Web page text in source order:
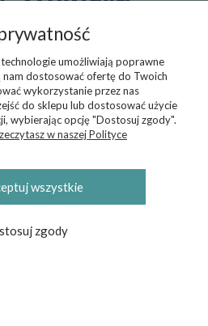
nas:
do poczytania:
pomysły na prezent
noworodka?
umożliwiają poprawne
nam dostosować ofertę do Twoich
wykorzystanie przez nas
do sklepu lub dostosować użycie
wybierając opcję "Dostosuj zgody".
w naszej Polityce
wszystkie
zgody